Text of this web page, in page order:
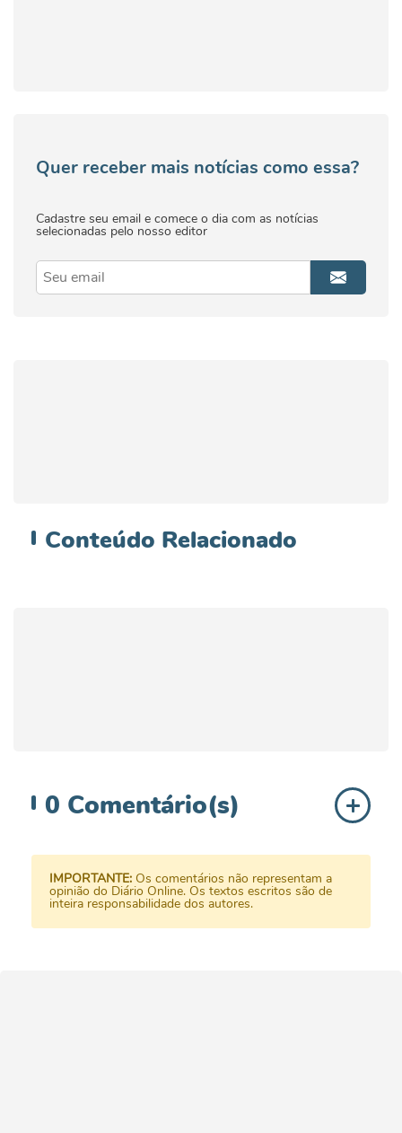
Quer receber mais notícias como essa?
Cadastre seu email e comece o dia com as notícias
selecionadas pelo nosso editor
Conteúdo Relacionado
0 Comentário(s)
IMPORTANTE: Os comentários não representam a
opinião do Diário Online. Os textos escritos são de
inteira responsabilidade dos autores.